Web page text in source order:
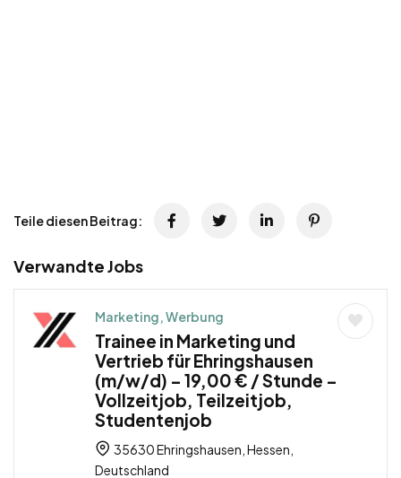
Teile diesen Beitrag:
Verwandte Jobs
Marketing, Werbung
Trainee in Marketing und
Vertrieb für Ehringshausen
(m/w/d) – 19,00 € / Stunde –
Vollzeitjob, Teilzeitjob,
Studentenjob
35630 Ehringshausen, Hessen,
Deutschland